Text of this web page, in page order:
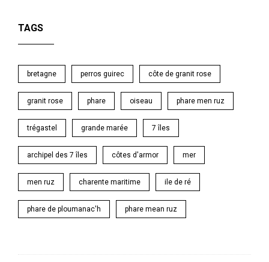
TAGS
bretagne perros guirec côte de granit rose
granit rose phare oiseau phare men ruz
trégastel grande marée 7 îles
archipel des 7 îles côtes d'armor mer
men ruz charente maritime ile de ré
phare de ploumanac'h phare mean ruz